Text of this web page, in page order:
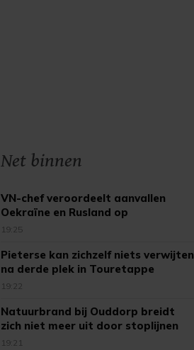
Net binnen
VN-chef veroordeelt aanvallen
Oekraïne en Rusland op
burgerdoelen
19:25
Pieterse kan zichzelf niets verwijten
na derde plek in Touretappe
19:22
Natuurbrand bij Ouddorp breidt
zich niet meer uit door stoplijnen
19:21